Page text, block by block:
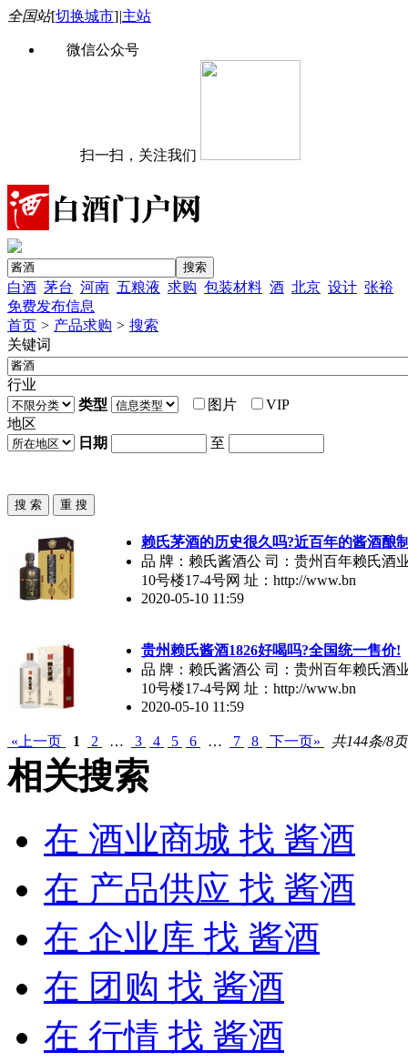
全国站[切换城市]|主站
微信公众号
扫一扫，关注我们
白酒 茅台 河南 五粮液 求购 包装材料 酒 北京 设计 张裕
免费发布信息
首页 > 产品求购 > 搜索
关键词
行业
类型
图片
VIP
地区
日期
至
赖氏茅酒的历史很久吗?近百年的酱酒酿
品 牌：赖氏酱酒公 司：贵州百年赖氏酒
10号楼17-4号网 址：http://www.bn
2020-05-10 11:59
贵州赖氏酱酒1826好喝吗?全国统一售价!
品 牌：赖氏酱酒公 司：贵州百年赖氏酒
10号楼17-4号网 址：http://www.bn
2020-05-10 11:59
«上一页 1 2 … 3 4 5 6 … 7 8 下一页» 共144条/8页
相关搜索
在 酒业商城 找 酱酒
在 产品供应 找 酱酒
在 企业库 找 酱酒
在 团购 找 酱酒
在 行情 找 酱酒